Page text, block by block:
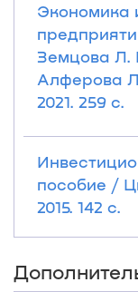
Экономика
Земцова Л.
Алферова
2021. 259 с.
пособие /
2015. 142 с.